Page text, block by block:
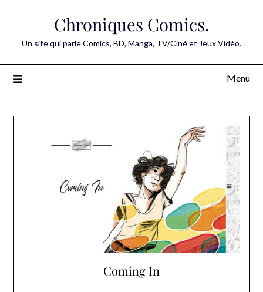
Chroniques Comics.
Un site qui parle Comics, BD, Manga, TV/Ciné et Jeux Vidéo.
Menu
Coming In